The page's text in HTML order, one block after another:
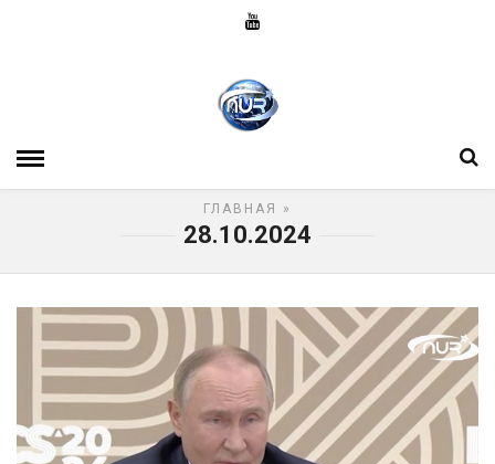
ГЛАВНАЯ »
28.10.2024